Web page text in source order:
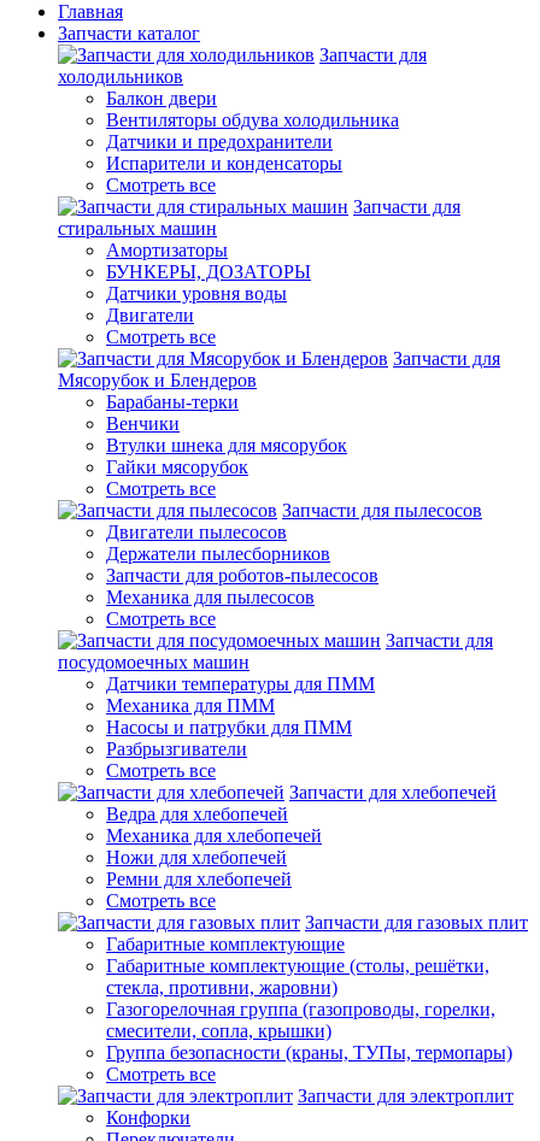
Главная
Запчасти каталог
Запчасти для
холодильников
Балкон двери
Вентиляторы обдува холодильника
Датчики и предохранители
Испарители и конденсаторы
Смотреть все
Запчасти для
стиральных машин
Амортизаторы
БУНКЕРЫ, ДОЗАТОРЫ
Датчики уровня воды
Двигатели
Смотреть все
Запчасти для
Мясорубок и Блендеров
Барабаны-терки
Венчики
Втулки шнека для мясорубок
Гайки мясорубок
Смотреть все
Запчасти для пылесосов
Двигатели пылесосов
Держатели пылесборников
Запчасти для роботов-пылесосов
Механика для пылесосов
Смотреть все
Запчасти для
посудомоечных машин
Датчики температуры для ПММ
Механика для ПММ
Насосы и патрубки для ПММ
Разбрызгиватели
Смотреть все
Запчасти для хлебопечей
Ведра для хлебопечей
Механика для хлебопечей
Ножи для хлебопечей
Ремни для хлебопечей
Смотреть все
Запчасти для газовых плит
Габаритные комплектующие
Габаритные комплектующие (столы, решётки,
стекла, противни, жаровни)
Газогорелочная группа (газопроводы, горелки,
смесители, сопла, крышки)
Группа безопасности (краны, ТУПы, термопары)
Смотреть все
Запчасти для электроплит
Конфорки